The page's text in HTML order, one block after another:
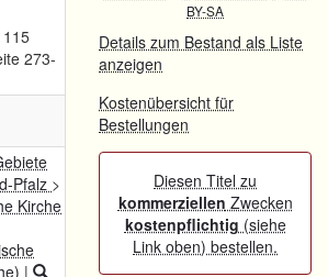
273-
Pfalz >
Kirche
|
BY-SA
Details zum Bestand als Liste
anzeigen
Kostenübersicht für
Bestellungen
Diesen Titel zu
kommerziellen Zwecken
kostenpflichtig (siehe
Link oben) bestellen.